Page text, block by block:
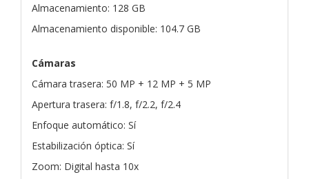
Almacenamiento: 128 GB
Almacenamiento disponible: 104.7 GB
Cámaras
Cámara trasera: 50 MP + 12 MP + 5 MP
Apertura trasera: f/1.8, f/2.2, f/2.4
Enfoque automático: Sí
Estabilización óptica: Sí
Zoom: Digital hasta 10x